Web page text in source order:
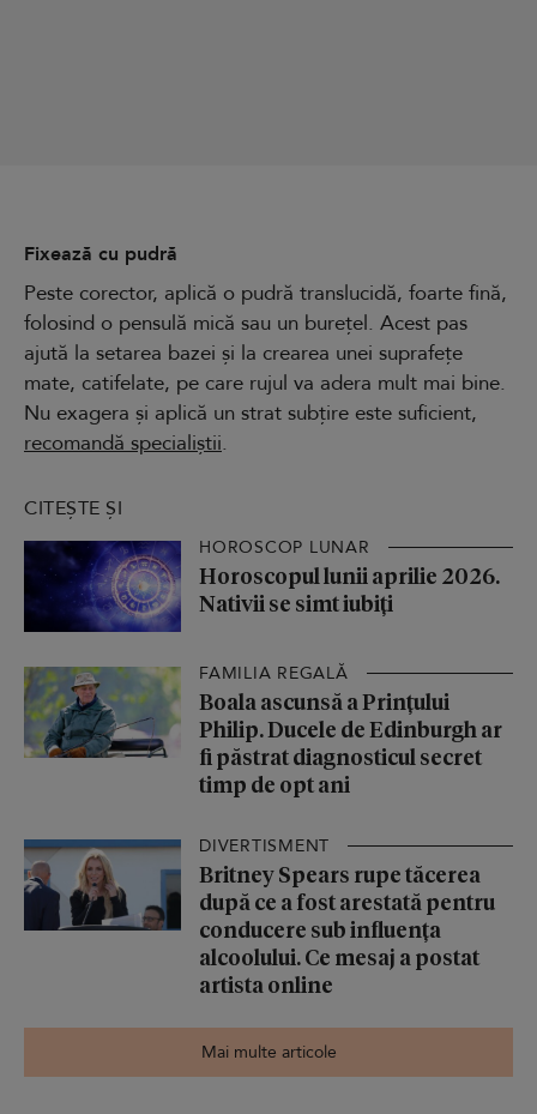
Fixează cu pudră
Peste corector, aplică o pudră translucidă, foarte fină,
folosind o pensulă mică sau un burețel. Acest pas
ajută la setarea bazei și la crearea unei suprafețe
mate, catifelate, pe care rujul va adera mult mai bine.
Nu exagera și aplică un strat subțire este suficient,
recomandă specialiștii.
CITEȘTE ȘI
HOROSCOP LUNAR
Horoscopul lunii aprilie 2026.
Nativii se simt iubiți
FAMILIA REGALĂ
Boala ascunsă a Prințului
Philip. Ducele de Edinburgh ar
fi păstrat diagnosticul secret
timp de opt ani
DIVERTISMENT
Britney Spears rupe tăcerea
după ce a fost arestată pentru
conducere sub influența
alcoolului. Ce mesaj a postat
artista online
Mai multe articole